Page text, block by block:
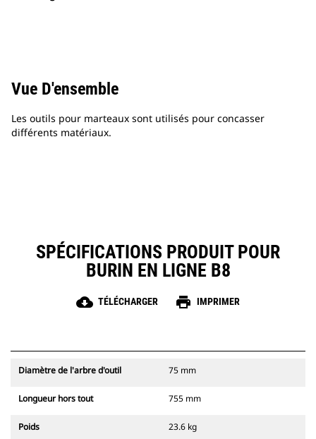
Vue D'ensemble
Les outils pour marteaux sont utilisés pour concasser
différents matériaux.
SPÉCIFICATIONS PRODUIT POUR
BURIN EN LIGNE B8
cloud_download TÉLÉCHARGER print IMPRIMER
Diamètre de l'arbre d'outil 75 mm
Longueur hors tout 755 mm
Poids 23.6 kg